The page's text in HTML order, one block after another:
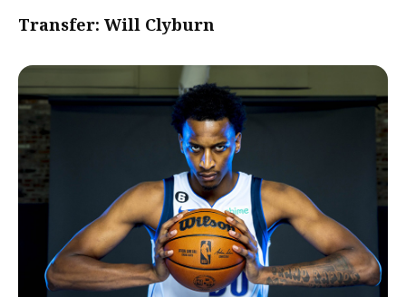
Transfer: Will Clyburn